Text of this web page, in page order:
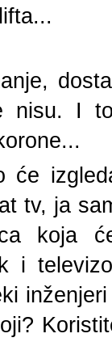
nisu. I
će
tv, ja
koja
i